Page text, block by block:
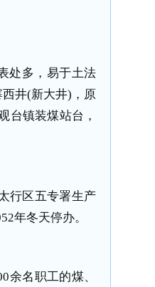
处多，易于土法
井(新大井)，原
台镇装煤站台，
行区五专署生产
年冬天停办。
余名职工的煤、